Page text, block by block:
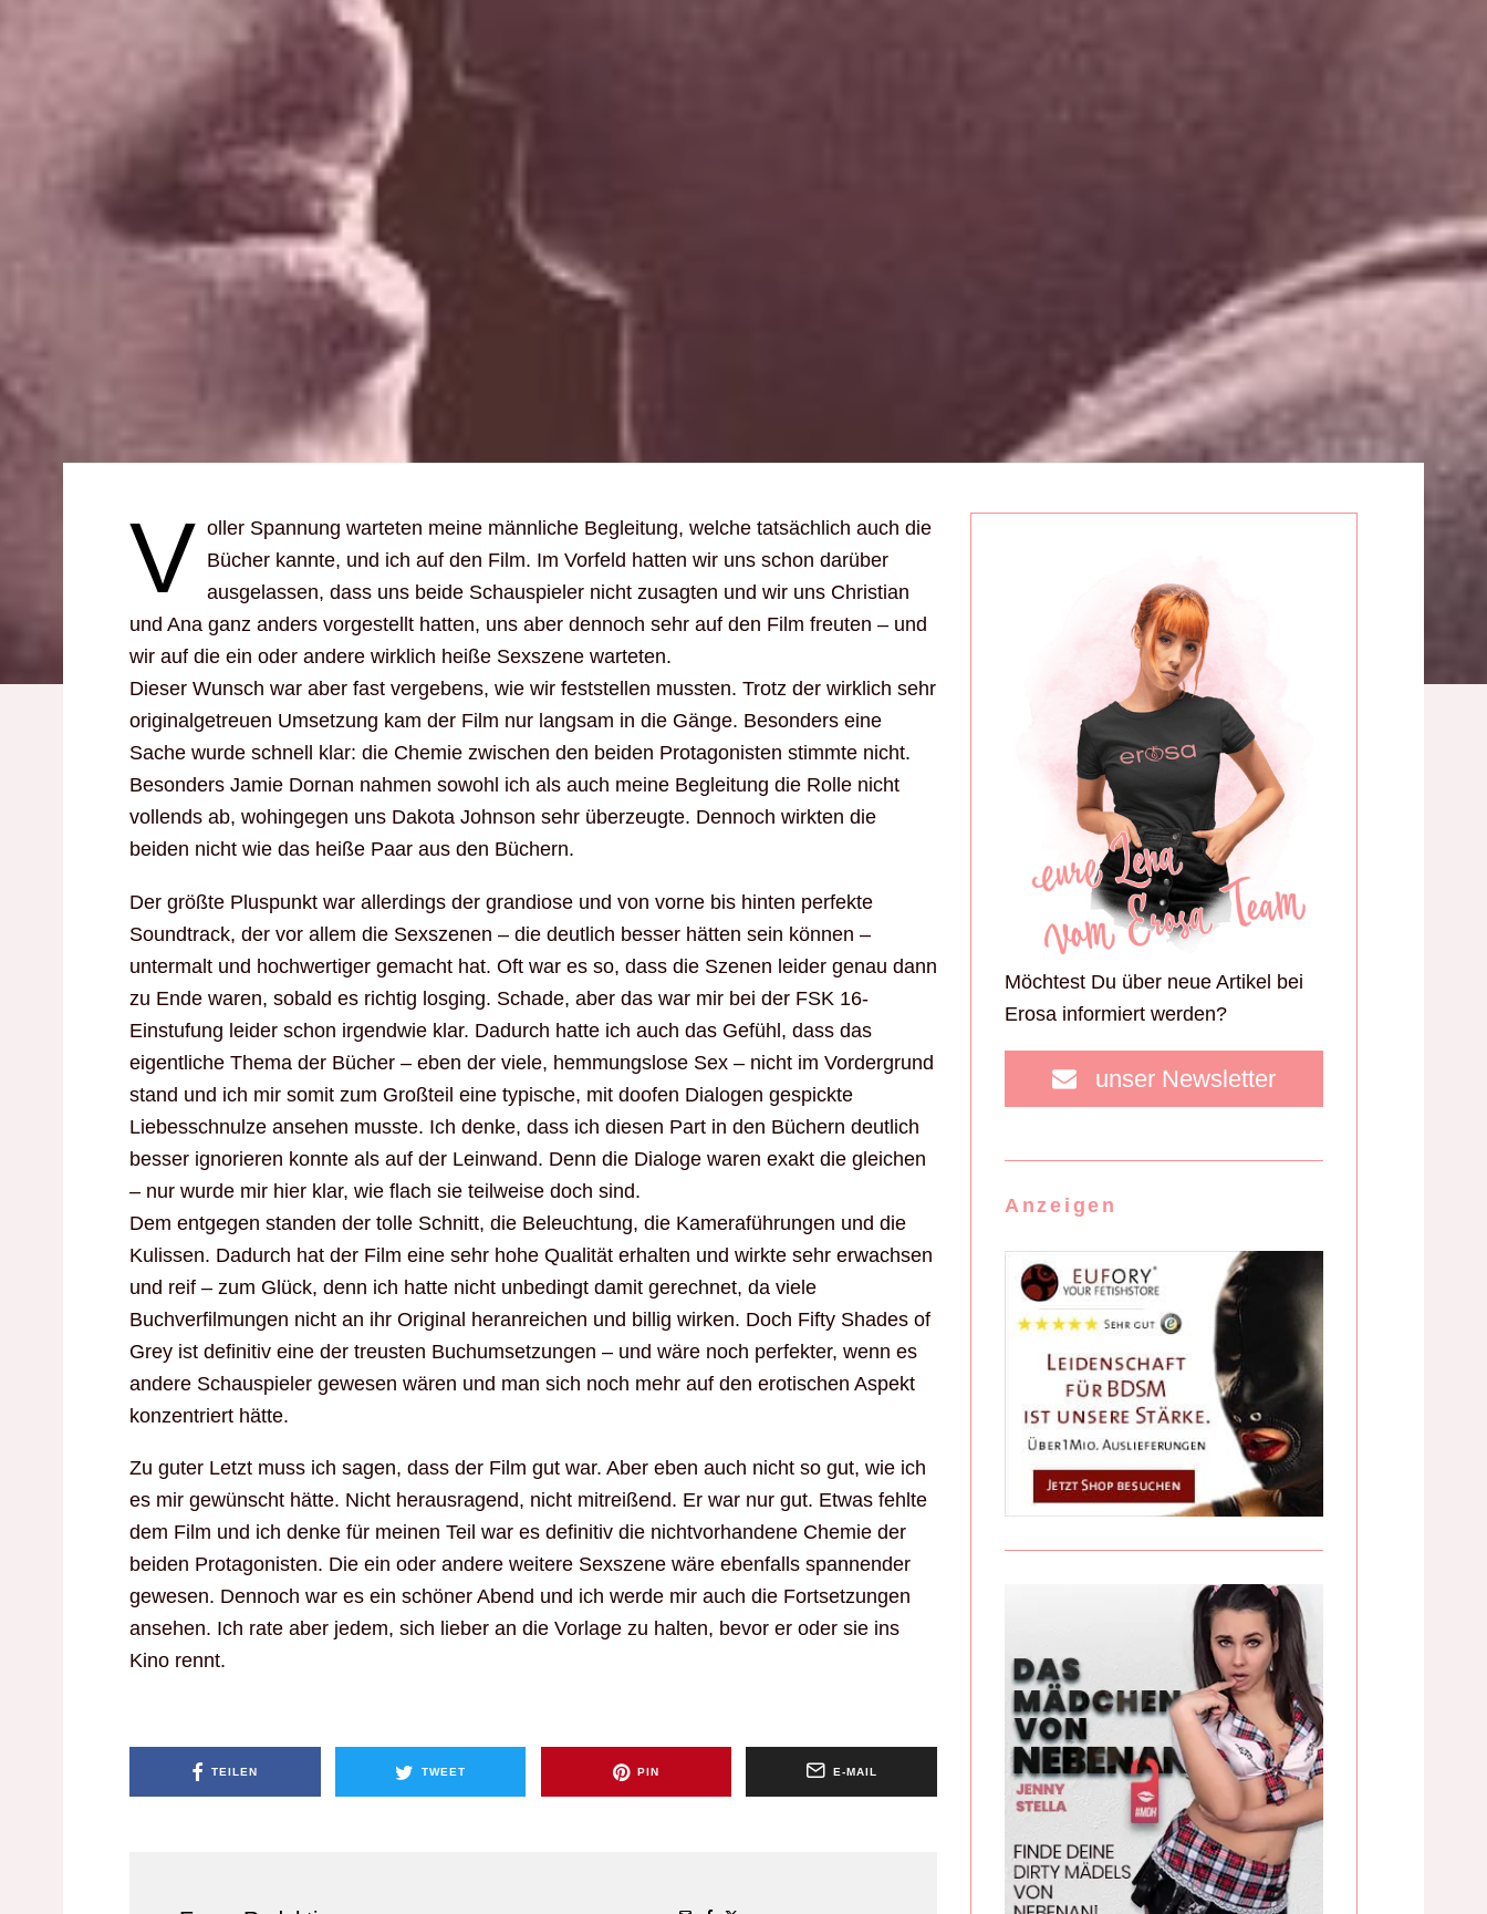
V oller Spannung warteten meine männliche Begleitung, welche tatsächlich auch die
Bücher kannte, und ich auf den Film. Im Vorfeld hatten wir uns schon darüber
ausgelassen, dass uns beide Schauspieler nicht zusagten und wir uns Christian
und Ana ganz anders vorgestellt hatten, uns aber dennoch sehr auf den Film freuten – und
wir auf die ein oder andere wirklich heiße Sexszene warteten.
Dieser Wunsch war aber fast vergebens, wie wir feststellen mussten. Trotz der wirklich sehr
originalgetreuen Umsetzung kam der Film nur langsam in die Gänge. Besonders eine
Sache wurde schnell klar: die Chemie zwischen den beiden Protagonisten stimmte nicht.
Besonders Jamie Dornan nahmen sowohl ich als auch meine Begleitung die Rolle nicht
vollends ab, wohingegen uns Dakota Johnson sehr überzeugte. Dennoch wirkten die
beiden nicht wie das heiße Paar aus den Büchern.
Der größte Pluspunkt war allerdings der grandiose und von vorne bis hinten perfekte
Soundtrack, der vor allem die Sexszenen – die deutlich besser hätten sein können –
untermalt und hochwertiger gemacht hat. Oft war es so, dass die Szenen leider genau dann
zu Ende waren, sobald es richtig losging. Schade, aber das war mir bei der FSK 16-
Einstufung leider schon irgendwie klar. Dadurch hatte ich auch das Gefühl, dass das
eigentliche Thema der Bücher – eben der viele, hemmungslose Sex – nicht im Vordergrund
stand und ich mir somit zum Großteil eine typische, mit doofen Dialogen gespickte
Liebesschnulze ansehen musste. Ich denke, dass ich diesen Part in den Büchern deutlich
besser ignorieren konnte als auf der Leinwand. Denn die Dialoge waren exakt die gleichen
– nur wurde mir hier klar, wie flach sie teilweise doch sind.
Dem entgegen standen der tolle Schnitt, die Beleuchtung, die Kameraführungen und die
Kulissen. Dadurch hat der Film eine sehr hohe Qualität erhalten und wirkte sehr erwachsen
und reif – zum Glück, denn ich hatte nicht unbedingt damit gerechnet, da viele
Buchverfilmungen nicht an ihr Original heranreichen und billig wirken. Doch Fifty Shades of
Grey ist definitiv eine der treusten Buchumsetzungen – und wäre noch perfekter, wenn es
andere Schauspieler gewesen wären und man sich noch mehr auf den erotischen Aspekt
konzentriert hätte.
Zu guter Letzt muss ich sagen, dass der Film gut war. Aber eben auch nicht so gut, wie ich
es mir gewünscht hätte. Nicht herausragend, nicht mitreißend. Er war nur gut. Etwas fehlte
dem Film und ich denke für meinen Teil war es definitiv die nichtvorhandene Chemie der
beiden Protagonisten. Die ein oder andere weitere Sexszene wäre ebenfalls spannender
gewesen. Dennoch war es ein schöner Abend und ich werde mir auch die Fortsetzungen
ansehen. Ich rate aber jedem, sich lieber an die Vorlage zu halten, bevor er oder sie ins
Kino rennt.
TEILEN TWEET PIN E-MAIL
Möchtest Du über neue Artikel bei
Erosa informiert werden?
unser Newsletter
Anzeigen